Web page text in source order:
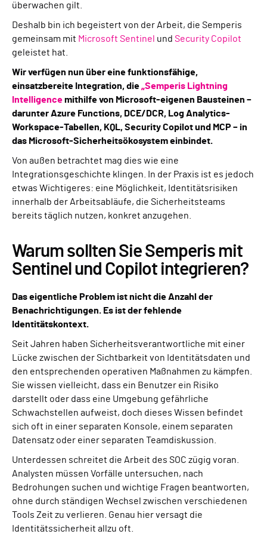
überwachen gilt.
Deshalb bin ich begeistert von der Arbeit, die Semperis
gemeinsam mit Microsoft Sentinel und Security Copilot
geleistet hat.
Wir verfügen nun über eine funktionsfähige,
einsatzbereite Integration, die„Semperis Lightning
Intelligencemithilfe von Microsoft-eigenen Bausteinen –
darunter Azure Functions, DCE/DCR, Log Analytics-
Workspace-Tabellen, KQL, Security Copilot und MCP – in
das Microsoft-Sicherheitsökosystem einbindet.
Von außen betrachtet mag dies wie eine
Integrationsgeschichte klingen. In der Praxis ist es jedoch
etwas Wichtigeres: eine Möglichkeit, Identitätsrisiken
innerhalb der Arbeitsabläufe, die Sicherheitsteams
bereits täglich nutzen, konkret anzugehen.
Warum sollten Sie Semperis mit
Sentinel und Copilot integrieren?
Das eigentliche Problem ist nicht die Anzahl der
Benachrichtigungen. Es ist der fehlende
Identitätskontext.
Seit Jahren haben Sicherheitsverantwortliche mit einer
Lücke zwischen der Sichtbarkeit von Identitätsdaten und
den entsprechenden operativen Maßnahmen zu kämpfen.
Sie wissen vielleicht, dass ein Benutzer ein Risiko
darstellt oder dass eine Umgebung gefährliche
Schwachstellen aufweist, doch dieses Wissen befindet
sich oft in einer separaten Konsole, einem separaten
Datensatz oder einer separaten Teamdiskussion.
Unterdessen schreitet die Arbeit des SOC zügig voran.
Analysten müssen Vorfälle untersuchen, nach
Bedrohungen suchen und wichtige Fragen beantworten,
ohne durch ständigen Wechsel zwischen verschiedenen
Tools Zeit zu verlieren. Genau hier versagt die
Identitätssicherheit allzu oft.